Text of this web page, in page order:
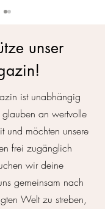
Wie Ibiza
erobert
unser
ist unabhängig
an wertvolle
und möchten unsere
frei zugänglich
wir deine
gemeinsam nach
Welt zu streben,